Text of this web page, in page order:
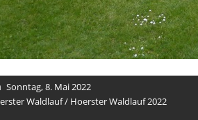
Sonntag, 8. Mai 2022
Waldlauf/ Hoerster Waldlauf 2022